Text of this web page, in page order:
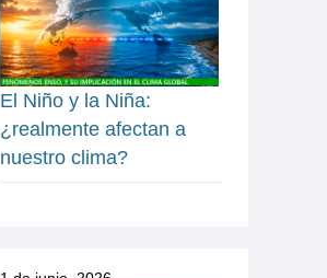
El Niño y la Niña:
¿realmente afectan a
nuestro clima?